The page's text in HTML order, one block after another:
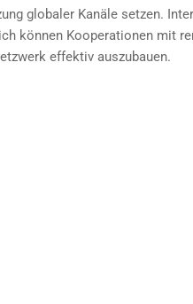
globaler Kanäle setzen.
können Kooperationen mit
effektiv auszubauen.